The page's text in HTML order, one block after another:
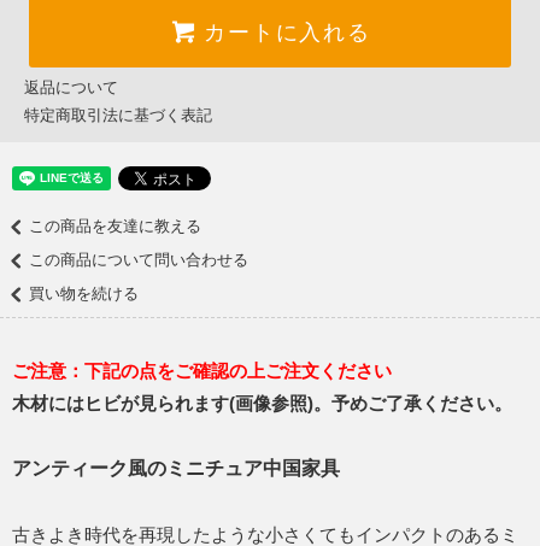
カートに入れる
返品について
特定商取引法に基づく表記
この商品を友達に教える
この商品について問い合わせる
買い物を続ける
ご注意：下記の点をご確認の上ご注文ください
木材にはヒビが見られます(画像参照)。予めご了承ください。
アンティーク風のミニチュア中国家具
古きよき時代を再現したような小さくてもインパクトのあるミ